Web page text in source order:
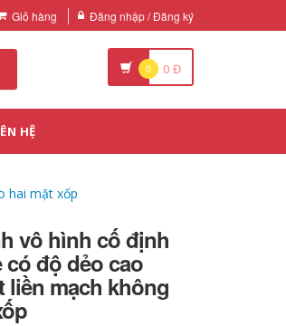
Giỏ hàng Đăng nhập / Đăng ký
0 0 Đ
HỆ
hai mặt xốp
vô hình cố định
độ dẻo cao
mạch không